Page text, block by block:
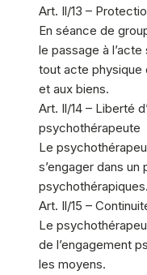
Art. Il/13 –
En séance de
le passage à
tout acte physique
et aux biens.
Art. Il/14 – Liberté
psychothérapeute
Le
s’engager dans
psychothérapiques.
Art. Il/15 –
Le
de l’engagement
les moyens.